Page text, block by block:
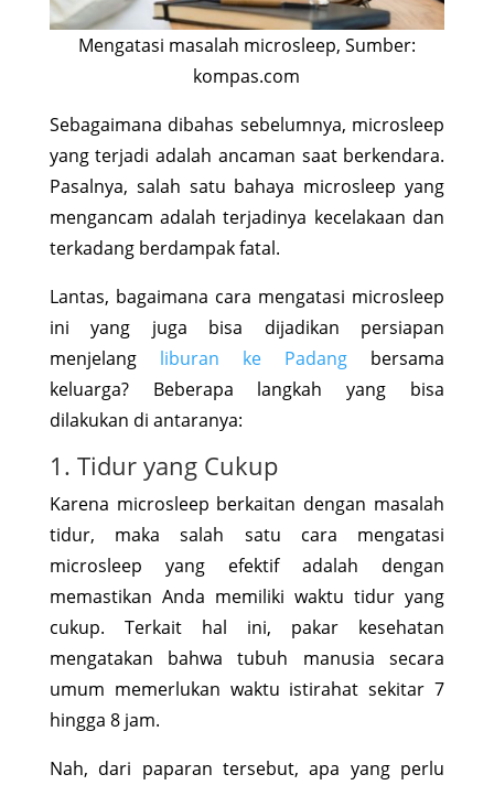
Mengatasi masalah microsleep, Sumber:
kompas.com
Sebagaimana dibahas sebelumnya, microsleep
yang terjadi adalah ancaman saat berkendara.
Pasalnya, salah satu bahaya microsleep yang
mengancam adalah terjadinya kecelakaan dan
terkadang berdampak fatal.
Lantas, bagaimana cara mengatasi microsleep
ini yang juga bisa dijadikan persiapan
menjelang liburan ke Padang bersama
keluarga? Beberapa langkah yang bisa
dilakukan di antaranya:
1. Tidur yang Cukup
Karena microsleep berkaitan dengan masalah
tidur, maka salah satu cara mengatasi
microsleep yang efektif adalah dengan
memastikan Anda memiliki waktu tidur yang
cukup. Terkait hal ini, pakar kesehatan
mengatakan bahwa tubuh manusia secara
umum memerlukan waktu istirahat sekitar 7
hingga 8 jam.
Nah, dari paparan tersebut, apa yang perlu